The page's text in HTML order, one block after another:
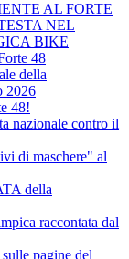
AL FORTE
NEL
BIKE
48
della
2026
48!
nazionale contro il
di maschere" al
della
raccontata dal
pagine del